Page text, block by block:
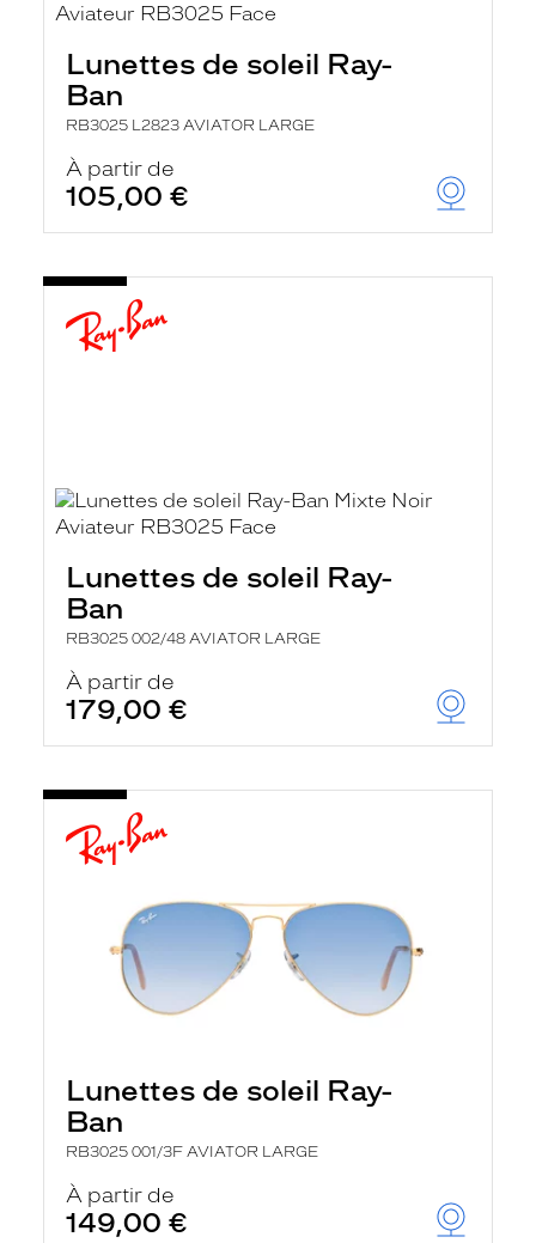
Lunettes de soleil Ray-
Ban
RB3025 L2823 AVIATOR LARGE
À partir de
105,00 €
Lunettes de soleil Ray-
Ban
RB3025 002/48 AVIATOR LARGE
À partir de
179,00 €
Lunettes de soleil Ray-
Ban
RB3025 001/3F AVIATOR LARGE
À partir de
149,00 €